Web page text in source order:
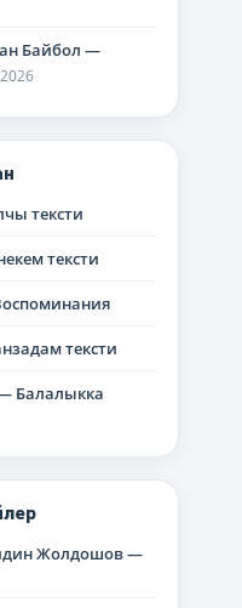
Байбол —
тексти
тексти
тексти
Балалыкка
Жолдошов —